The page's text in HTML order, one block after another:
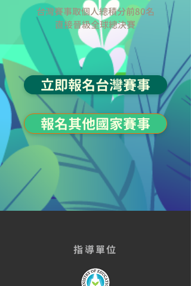
台灣賽事取個人總積分前80名
直接晉級全球總決賽
立即報名台灣賽事
報名其他國家賽事
​指導單位